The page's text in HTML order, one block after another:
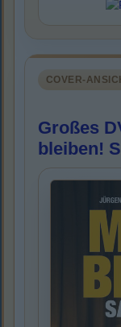
COVER-
Großes
bleiben!